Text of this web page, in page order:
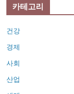
카테고리
건강
경제
사회
산업